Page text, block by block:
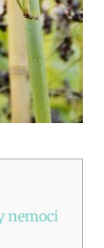
nemoci